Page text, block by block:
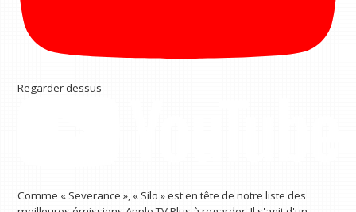
Regarder dessus
Comme « Severance », « Silo » est en tête de notre liste des